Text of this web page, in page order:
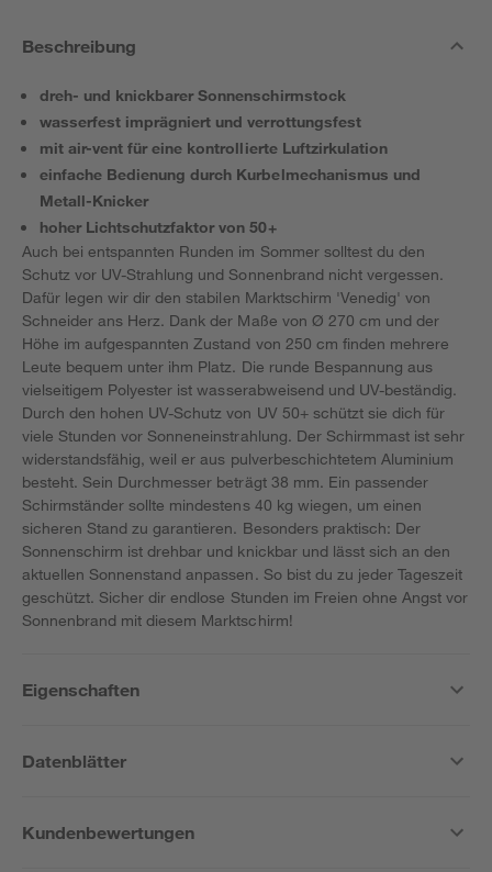
Beschreibung
dreh- und knickbarer Sonnenschirmstock
wasserfest imprägniert und verrottungsfest
mit air-vent für eine kontrollierte Luftzirkulation
einfache Bedienung durch Kurbelmechanismus und
Metall-Knicker
hoher Lichtschutzfaktor von 50+
Auch bei entspannten Runden im Sommer solltest du den
Schutz vor UV-Strahlung und Sonnenbrand nicht vergessen.
Dafür legen wir dir den stabilen Marktschirm 'Venedig' von
Schneider ans Herz. Dank der Maße von Ø 270 cm und der
Höhe im aufgespannten Zustand von 250 cm finden mehrere
Leute bequem unter ihm Platz. Die runde Bespannung aus
vielseitigem Polyester ist wasserabweisend und UV-beständig.
Durch den hohen UV-Schutz von UV 50+ schützt sie dich für
viele Stunden vor Sonneneinstrahlung. Der Schirmmast ist sehr
widerstandsfähig, weil er aus pulverbeschichtetem Aluminium
besteht. Sein Durchmesser beträgt 38 mm. Ein passender
Schirmständer sollte mindestens 40 kg wiegen, um einen
sicheren Stand zu garantieren. Besonders praktisch: Der
Sonnenschirm ist drehbar und knickbar und lässt sich an den
aktuellen Sonnenstand anpassen. So bist du zu jeder Tageszeit
geschützt. Sicher dir endlose Stunden im Freien ohne Angst vor
Sonnenbrand mit diesem Marktschirm!
Eigenschaften
Datenblätter
Kundenbewertungen